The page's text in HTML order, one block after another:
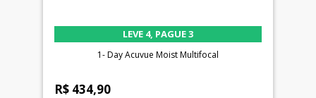
LEVE 4, PAGUE 3
1- Day Acuvue Moist Multifocal
R$ 434,90